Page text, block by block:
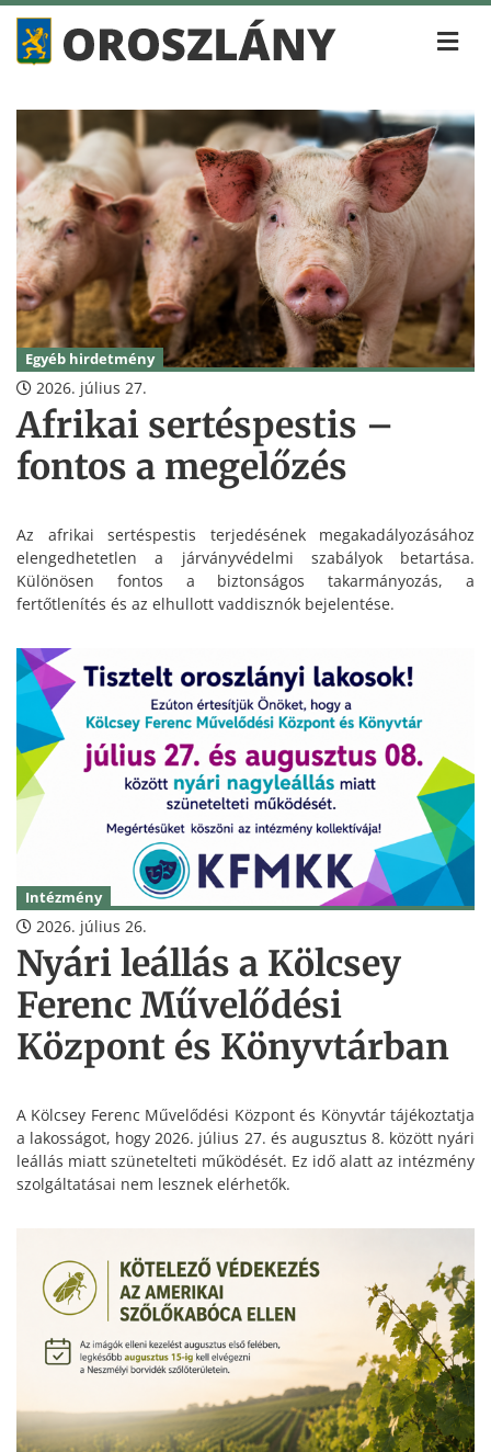
Egyéb hirdetmény
2026. július 27.
Afrikai sertéspestis –
fontos a megelőzés
Az afrikai sertéspestis terjedésének megakadályozásához
elengedhetetlen a járványvédelmi szabályok betartása.
Különösen fontos a biztonságos takarmányozás, a
fertőtlenítés és az elhullott vaddisznók bejelentése.
Intézmény
2026. július 26.
Nyári leállás a Kölcsey
Ferenc Művelődési
Központ és Könyvtárban
A Kölcsey Ferenc Művelődési Központ és Könyvtár tájékoztatja
a lakosságot, hogy 2026. július 27. és augusztus 8. között nyári
leállás miatt szünetelteti működését. Ez idő alatt az intézmény
szolgáltatásai nem lesznek elérhetők.